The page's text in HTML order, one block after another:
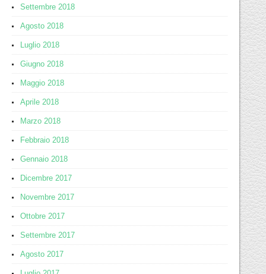
Settembre 2018
Agosto 2018
Luglio 2018
Giugno 2018
Maggio 2018
Aprile 2018
Marzo 2018
Febbraio 2018
Gennaio 2018
Dicembre 2017
Novembre 2017
Ottobre 2017
Settembre 2017
Agosto 2017